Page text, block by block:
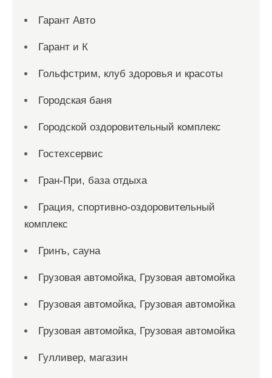
Гарант Авто
Гарант и К
Гольфстрим, клуб здоровья и красоты
Городская баня
Городской оздоровительный комплекс
Гостехсервис
Гран-При, база отдыха
Грация, спортивно-оздоровительный
комплекс
Гринъ, сауна
Грузовая автомойка, Грузовая автомойка
Грузовая автомойка, Грузовая автомойка
Грузовая автомойка, Грузовая автомойка
Гулливер, магазин